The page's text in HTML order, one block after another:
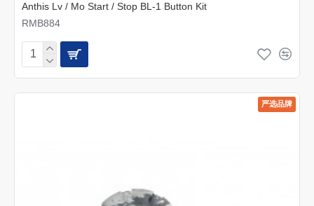
Anthis Lv / Mo Start / Stop BL-1 Button Kit
RMB884
严选品牌